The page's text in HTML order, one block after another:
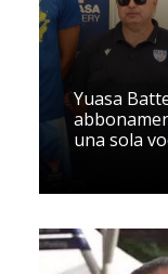
Yuasa
una sola